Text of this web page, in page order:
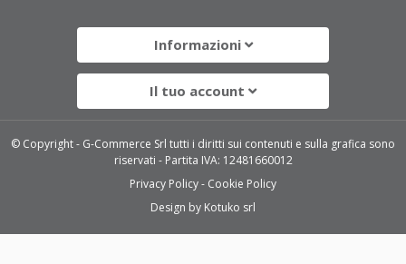
Informazioni
Il tuo account
© Copyright - G-Commerce Srl tutti i diritti sui contenuti e sulla grafica sono
riservati - Partita IVA: 12481660012
Privacy Policy
Cookie Policy
Design by Kotuko srl